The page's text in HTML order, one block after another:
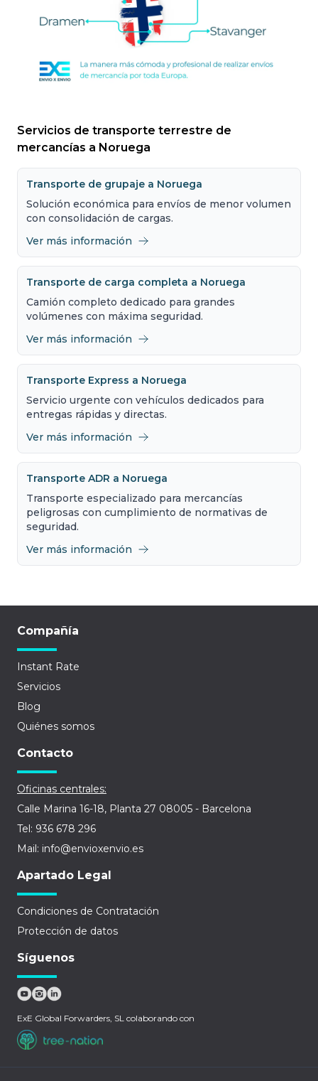
Servicios de transporte terrestre de
mercancías a Noruega
Transporte de grupaje a Noruega
Solución económica para envíos de menor volumen
con consolidación de cargas.
Ver más información
Transporte de carga completa a Noruega
Camión completo dedicado para grandes
volúmenes con máxima seguridad.
Ver más información
Transporte Express a Noruega
Servicio urgente con vehículos dedicados para
entregas rápidas y directas.
Ver más información
Transporte ADR a Noruega
Transporte especializado para mercancías
peligrosas con cumplimiento de normativas de
seguridad.
Ver más información
Compañía
Instant Rate
Servicios
Blog
Quiénes somos
Contacto
Oficinas centrales:
Calle Marina 16-18, Planta 27 08005 - Barcelona
Tel: 936 678 296
Mail: info@envioxenvio.es
Apartado Legal
Condiciones de Contratación
Protección de datos
Síguenos
ExE Global Forwarders, SL colaborando con